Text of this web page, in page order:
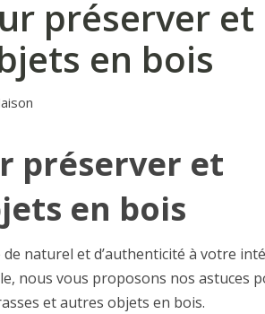
préserver et
en bois
préserver et
en bois
naturel et d’authenticité à votre
nous vous proposons nos astuces
et autres objets en bois.